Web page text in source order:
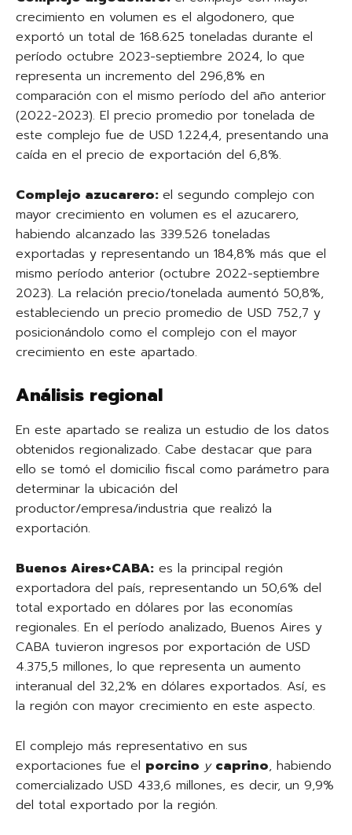
crecimiento en volumen es el algodonero, que
exportó un total de 168.625 toneladas durante el
período octubre 2023-septiembre 2024, lo que
representa un incremento del 296,8% en
comparación con el mismo período del año anterior
(2022-2023). El precio promedio por tonelada de
este complejo fue de USD 1.224,4, presentando una
caída en el precio de exportación del 6,8%.
Complejo azucarero: el segundo complejo con
mayor crecimiento en volumen es el azucarero,
habiendo alcanzado las 339.526 toneladas
exportadas y representando un 184,8% más que el
mismo período anterior (octubre 2022-septiembre
2023). La relación precio/tonelada aumentó 50,8%,
estableciendo un precio promedio de USD 752,7 y
posicionándolo como el complejo con el mayor
crecimiento en este apartado.
Análisis regional
En este apartado se realiza un estudio de los datos
obtenidos regionalizado. Cabe destacar que para
ello se tomó el domicilio fiscal como parámetro para
determinar la ubicación del
productor/empresa/industria que realizó la
exportación.
Buenos Aires+CABA: es la principal región
exportadora del país, representando un 50,6% del
total exportado en dólares por las economías
regionales. En el período analizado, Buenos Aires y
CABA tuvieron ingresos por exportación de USD
4.375,5 millones, lo que representa un aumento
interanual del 32,2% en dólares exportados. Así, es
la región con mayor crecimiento en este aspecto.
El complejo más representativo en sus
exportaciones fue el porcino y caprino, habiendo
comercializado USD 433,6 millones, es decir, un 9,9%
del total exportado por la región.